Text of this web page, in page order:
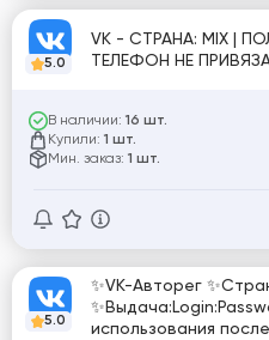
5.0
VK - СТРАНA: MIX |
ТЕЛЕФОН НЕ
В наличии: 16 шт.
Купили: 1 шт.
Мин. заказ: 1 шт.
5.0
✨VK-Авторег ✨Страна:СНГ Active Sex:Женские
использования после